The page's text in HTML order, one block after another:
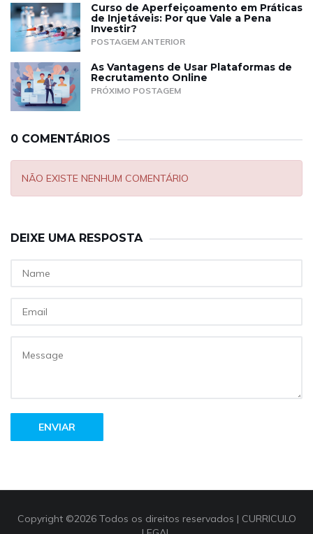
Curso de Aperfeiçoamento em Práticas
de Injetáveis: Por que Vale a Pena
Investir?
POSTAGEM ANTERIOR
As Vantagens de Usar Plataformas de
Recrutamento Online
PRÓXIMO POSTAGEM
0 COMENTÁRIOS
NÃO EXISTE NENHUM COMENTÁRIO
DEIXE UMA RESPOSTA
ENVIAR
Copyright ©2026 Todos os direitos reservados | CURRICULO